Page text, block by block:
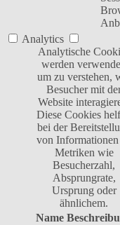
Analytics
Analytische
werden
um zu verstehen,
Besucher mit
Website
Diese Cookies
bei der
von Informationen
Metriken wie
Besucherzahl,
Absprungrate,
Ursprung oder
ähnlichem.
Name